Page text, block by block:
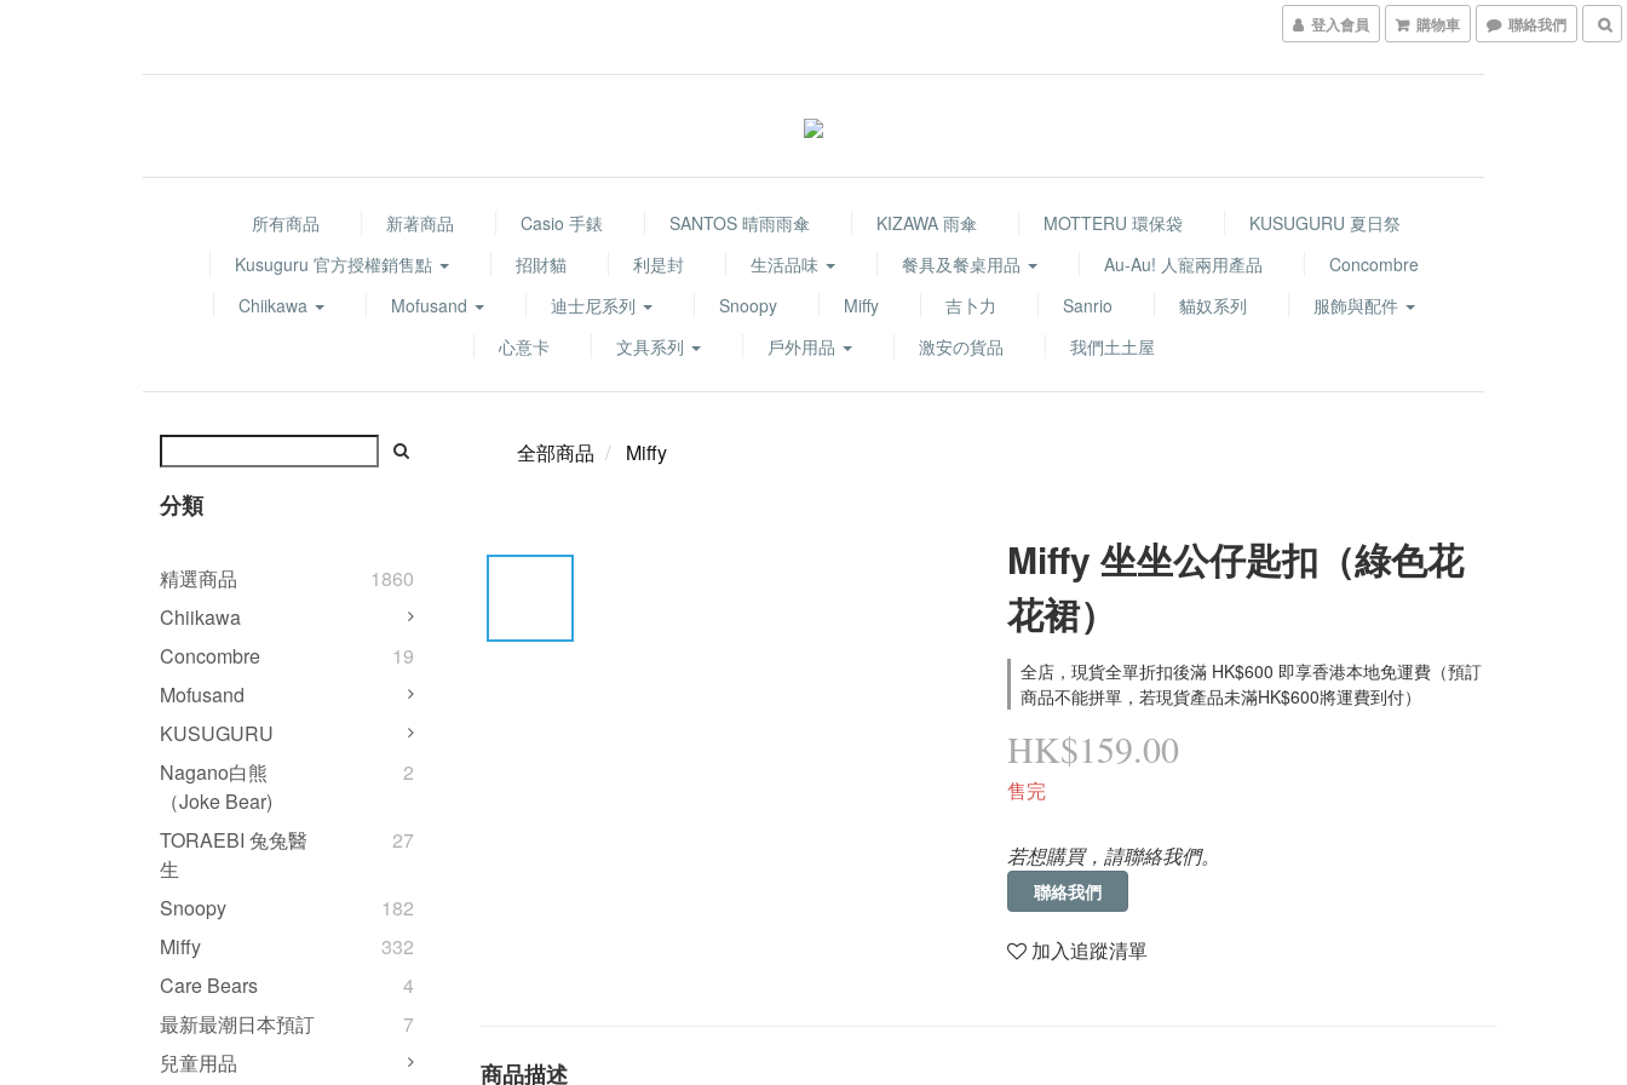
登入會員 購物車 聯絡我們
所有商品 新著商品 Casio 手錶 SANTOS 晴雨雨傘 KIZAWA 雨傘 MOTTERU 環保袋
KUSUGURU 夏日祭
Kusuguru 官方授權銷售點
招財貓 利是封 生活品味 餐具及餐桌用品 Au-Au! 人寵兩用產品
Concombre
Chiikawa
Mofusand 迪士尼系列 Snoopy Miffy 吉卜力 Sanrio 貓奴系列
服飾與配件
心意卡
文具系列 戶外用品 激安の貨品 我們土土屋
分類
精選商品
1860
Chiikawa
Concombre
19
Mofusand
KUSUGURU
Nagano白熊
（Joke Bear)
2
TORAEBI 兔兔醫
生
27
Snoopy
182
Miffy
332
Care Bears
4
最新最潮日本預訂
7
兒童用品
全部商品 Miffy
Miffy 坐坐公仔匙扣（綠色花
花裙）
全店，現貨全單折扣後滿 HK$600 即享香港本地免運費（預訂
商品不能拼單，若現貨產品未滿HK$600將運費到付）
HK$159.00
售完
若想購買，請聯絡我們。
聯絡我們
加入追蹤清單
商品描述